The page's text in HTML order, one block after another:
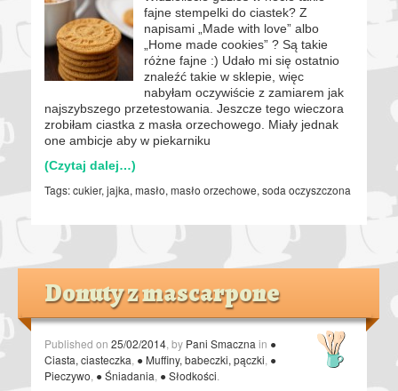
fajne stempelki do ciastek? Z
napisami „Made with love” albo
„Home made cookies” ? Są takie
różne fajne :) Udało mi się ostatnio
znaleźć takie w sklepie, więc
nabyłam oczywiście z zamiarem jak
najszybszego przetestowania. Jeszcze tego wieczora
zrobiłam ciastka z masła orzechowego. Miały jednak
one ambicje aby w piekarniku
(Czytaj dalej…)
Tags:cukier, jajka, masło, masło orzechowe, soda oczyszczona
Donuty z mascarpone
Published on 25/02/2014 , by Pani Smaczna in ●
Ciasta, ciasteczka ● Muffiny, babeczki, pączki ●
Pieczywo ● Śniadania ● Słodkości